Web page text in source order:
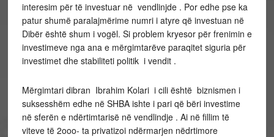
interesim për të investuar në vendlinjde . Por edhe pse ka
patur shumë paralajmërime numri i atyre që investuan në
Dibër është shum i vogël. Si problem kryesor për frenimin e
investimeve nga ana e mërgimtarëve paraqitet siguria për
investimet dhe stabiliteti politik i vendit .
Mërgimtari dibran Ibrahim Kolari i cili është biznismen i
suksesshëm edhe në SHBA ishte i pari që bëri investime
në sferën e ndërtimtarisë në vendlindje . Ai në fillim të
viteve të 2ooo- ta privatizoi ndërmarjen nëdrtimore